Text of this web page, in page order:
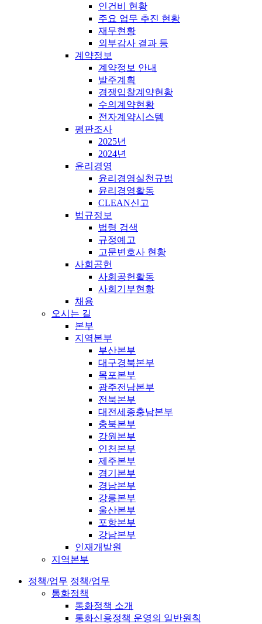
인건비 현황
주요 업무 추진 현황
재무현황
외부감사 결과 등
계약정보
계약정보 안내
발주계획
경쟁입찰계약현황
수의계약현황
전자계약시스템
평판조사
2025년
2024년
윤리경영
윤리경영실천규범
윤리경영활동
CLEAN신고
법규정보
법령 검색
규정예고
고문변호사 현황
사회공헌
사회공헌활동
사회기부현황
채용
오시는 길
본부
지역본부
부산본부
대구경북본부
목포본부
광주전남본부
전북본부
대전세종충남본부
충북본부
강원본부
인천본부
제주본부
경기본부
경남본부
강릉본부
울산본부
포항본부
강남본부
인재개발원
지역본부
정책/업무 정책/업무
통화정책
통화정책 소개
통화신용정책 운영의 일반원칙